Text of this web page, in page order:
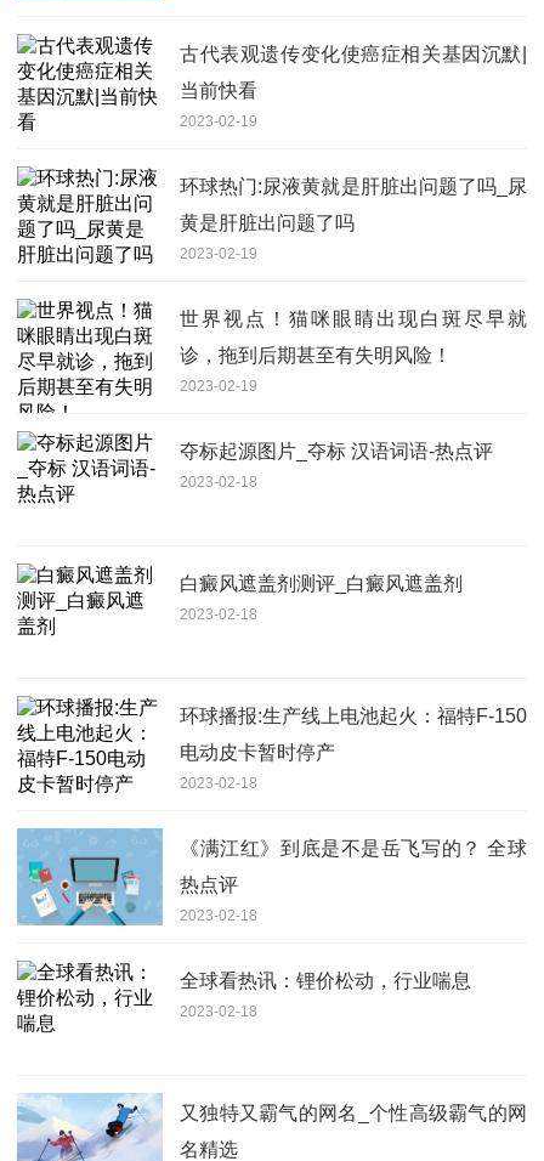
古代表观遗传变化使癌症相关基因沉默|
当前快看
2023-02-19
环球热门:尿液黄就是肝脏出问题了吗_尿
黄是肝脏出问题了吗
2023-02-19
世界视点！猫咪眼睛出现白斑尽早就
诊，拖到后期甚至有失明风险！
2023-02-19
夺标起源图片_夺标 汉语词语-热点评
2023-02-18
白癜风遮盖剂测评_白癜风遮盖剂
2023-02-18
环球播报:生产线上电池起火：福特F-150
电动皮卡暂时停产
2023-02-18
《满江红》到底是不是岳飞写的？ 全球
热点评
2023-02-18
全球看热讯：锂价松动，行业喘息
2023-02-18
又独特又霸气的网名_个性高级霸气的网
名精选